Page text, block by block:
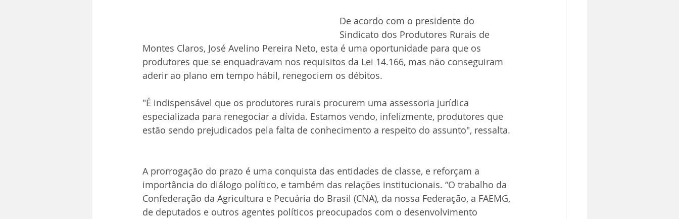
De acordo com o presidente do
Sindicato dos Produtores Rurais de
Montes Claros, José Avelino Pereira Neto, esta é uma oportunidade para que os
produtores que se enquadravam nos requisitos da Lei 14.166, mas não conseguiram
aderir ao plano em tempo hábil, renegociem os débitos.
"É indispensável que os produtores rurais procurem uma assessoria jurídica
especializada para renegociar a dívida. Estamos vendo, infelizmente, produtores que
estão sendo prejudicados pela falta de conhecimento a respeito do assunto", ressalta.
A prorrogação do prazo é uma conquista das entidades de classe, e reforçam a
importância do diálogo político, e também das relações institucionais. “O trabalho da
Confederação da Agricultura e Pecuária do Brasil (CNA), da nossa Federação, a FAEMG,
de deputados e outros agentes políticos preocupados com o desenvolvimento